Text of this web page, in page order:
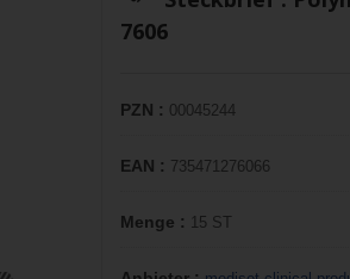
7606
PZN : 00045244
EAN : 735471276066
Menge : 15 ST